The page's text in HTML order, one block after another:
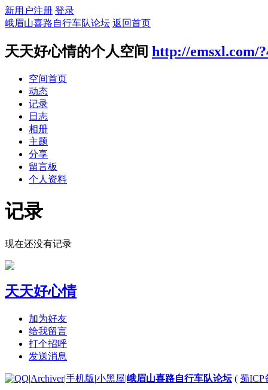
新用户注册 登录
峨眉山喜路自行车队论坛 返回首页
天天好心情的个人空间 http://emsxl.com/
空间首页
动态
记录
日志
相册
主题
分享
留言板
个人资料
记录
现在还没有记录
天天好心情
加为好友
给我留言
打个招呼
发送消息
|Archiver|手机版|小黑屋|峨眉山喜路自行车队论坛( 蜀ICP